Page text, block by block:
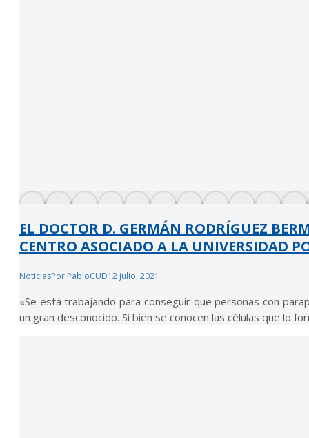
EL DOCTOR D. GERMÁN RODRÍGUEZ
CENTRO ASOCIADO A LA UNIVERSIDAD
NoticiasPor PabloCUD12 julio, 2021
«Se está trabajando para conseguir que personas con
un gran desconocido. Si bien se conocen las células que lo